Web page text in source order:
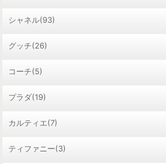
シャネル(93)
グッチ(26)
コーチ(5)
プラダ(19)
カルティエ(7)
ティファニー(3)